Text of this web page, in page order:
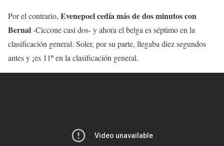
Por el contrario, Evenepoel cedía más de dos minutos con
Bernal-Ciccone casi dos- y ahora el belga es séptimo en la
clasificación general. Soler, por su parte, llegaba diez segundos
antes y ¡es 11º en la clasificación general.